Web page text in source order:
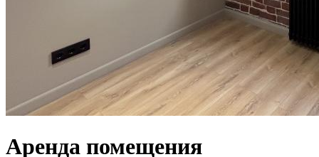
Аренда помещения